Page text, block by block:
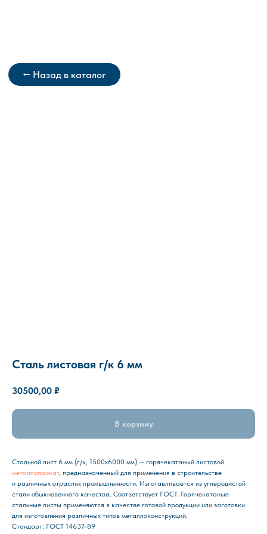
Сталь листовая г/к 6 мм
30500,00 ₽
В корзину
Стальной лист 6 мм (г/к, 1500х6000 мм) — горячекатаный листовой
металлопрокат, предназначенный для применения в строительстве
и различных отраслях промышленности. Изготавливается из углеродистой
стали обыкновенного качества. Соответствует ГОСТ. Горячекатаные
стальные листы применяются в качестве готовой продукции или заготовки
для изготовления различных типов металлоконструкций.
Стандарт: ГОСТ 14637-89